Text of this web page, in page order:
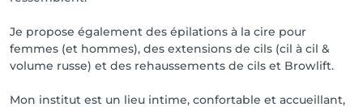
Je propose également des épilations à la cire pour
femmes (et hommes), des extensions de cils (cil à cil &
volume russe) et des rehaussements de cils et Browlift.
Mon institut est un lieu intime, confortable et accueillant,